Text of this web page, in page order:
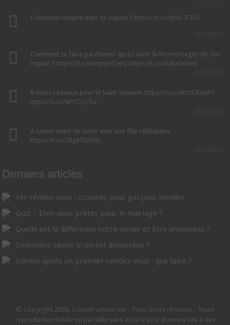
Comment rompre avec sa copine ? https://t.co/ltyvC7CK5Y
Comment se faire pardonner après avoir lu les messages de son
copain ? https://t.co/wqsyizCseQ https://t.co/dj8ta0nNn6
8 idées cadeaux pour la Saint-Valentin https://t.co/aPI2UEdqP2
https://t.co/BPYCt1jTnr
A savoir avant de sortir avec une fille célibataire
https://t.co/7Xgkf02Nsn
Derniers articles
1er rendez-vous : conseils pour garçons timides
Quiz – Etes-vous prêtes pour le mariage ?
Quelle est la différence entre aimer et être amoureux ?
Comment savoir si on est amoureux ?
Silence après un premier rendez-vous : que faire ?
© Copyright 2026, Conseil-amour.net - Tous droits réservés - Toute
reproduction totale ou partielle sans accord écrit donnera lieu à des